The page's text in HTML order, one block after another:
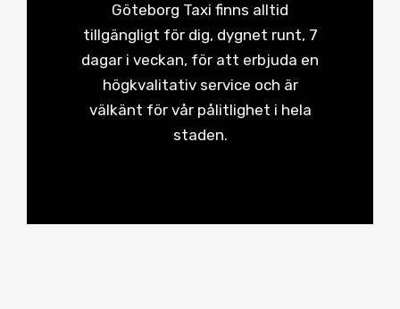
Göteborg Taxi finns alltid
tillgängligt för dig, dygnet runt, 7
dagar i veckan, för att erbjuda en
högkvalitativ service och är
välkänt för vår pålitlighet i hela
staden.